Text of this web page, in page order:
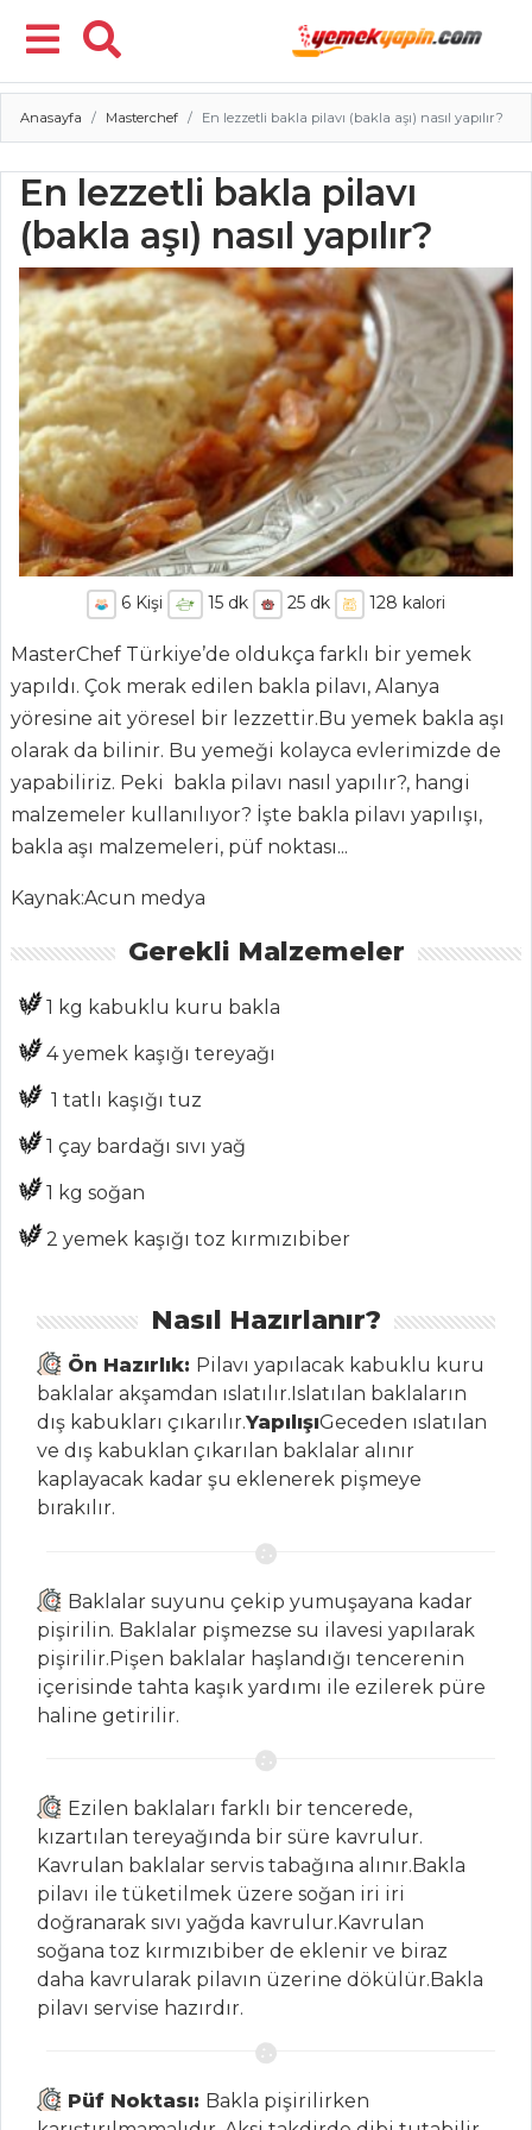
Menü
ANASAYFA
BLOG
Medya
MENÜLER
Tüm
Kategoriler
MEZELER
SOSLU MAVİ
YENGEÇ
Körili Karides
Meksika Usulü
Mısır
SEBZE
YEMEKLERI
Portakallı
Kereviz
Bal Kabaklı
Patates Graten
Sebze Yemekleri
Tüm Tarifleri
TATLILAR
Anasayfa Masterchef En lezzetli bakla pilavı (bakla aşı) nasıl yapılır?
En lezzetli bakla pilavı
(bakla aşı) nasıl yapılır?
6 Kişi 15dk 25dk 128 kalori
MasterChef Türkiye’de oldukça farklı bir yemek
yapıldı. Çok merak edilen bakla pilavı, Alanya
yöresine ait yöresel bir lezzettir.Bu yemek bakla aşı
olarak da bilinir. Bu yemeği kolayca evlerimizde de
yapabiliriz. Peki bakla pilavı nasıl yapılır?, hangi
malzemeler kullanılıyor? İşte bakla pilavı yapılışı,
bakla aşı malzemeleri, püf noktası...
Kaynak:Acun medya
Gerekli Malzemeler
1 kg kabuklu kuru bakla
4 yemek kaşığı tereyağı
1 tatlı kaşığı tuz
1 çay bardağı sıvı yağ
1 kg soğan
2 yemek kaşığı toz kırmızıbiber
Nasıl Hazırlanır?
Ön Hazırlık: Pilavı yapılacak kabuklu kuru
baklalar akşamdan ıslatılır.Islatılan baklaların
dış kabukları çıkarılır.YapılışıGeceden ıslatılan
ve dış kabuklan çıkarılan baklalar alınır
kaplayacak kadar şu eklenerek pişmeye
bırakılır.
Baklalar suyunu çekip yumuşayana kadar
pişirilin. Baklalar pişmezse su ilavesi yapılarak
pişirilir.Pişen baklalar haşlandığı tencerenin
içerisinde tahta kaşık yardımı ile ezilerek püre
haline getirilir.
Ezilen baklaları farklı bir tencerede,
kızartılan tereyağında bir süre kavrulur.
Kavrulan baklalar servis tabağına alınır.Bakla
pilavı ile tüketilmek üzere soğan iri iri
doğranarak sıvı yağda kavrulur.Kavrulan
soğana toz kırmızıbiber de eklenir ve biraz
daha kavrularak pilavın üzerine dökülür.Bakla
pilavı servise hazırdır.
Püf Noktası: Bakla pişirilirken